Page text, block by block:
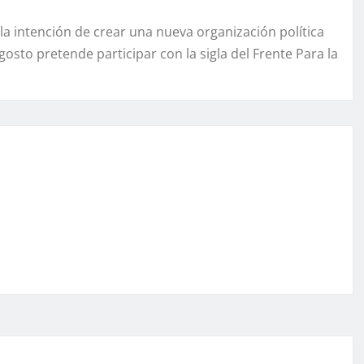
intención de crear una nueva organización política
pretende participar con la sigla del Frente Para la